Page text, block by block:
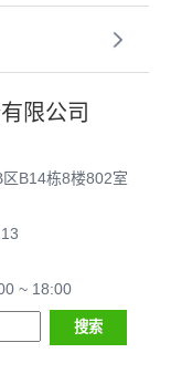
限公司
B14栋8楼802室
~ 18:00